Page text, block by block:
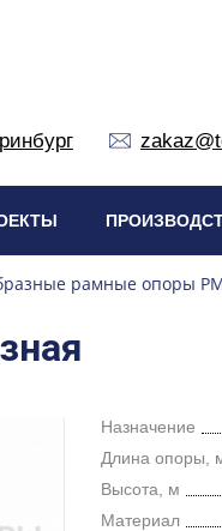
рамные опоры
Назначение
Длина опоры,
Высота, м
Материал